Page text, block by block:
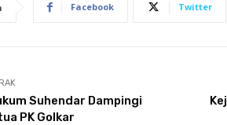
Facebook Twitter
Suhendar Dampingi
PK Golkar